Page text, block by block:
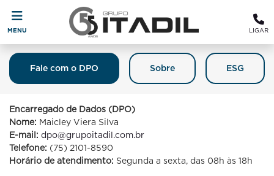
MENU LIGAR
Sobre ESG
Fale com o DPO
Fale Com O DPO (Encarregado De
Proteção De Dados)
Encarregado de Dados (DPO)
Nome: Maicley Viera Silva
E-mail: dpo@grupoitadil.com.br
Telefone: (75) 2101-8590
Horário de atendimento: Segunda a sexta, das 08h às 18h